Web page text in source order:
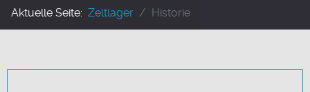
Aktuelle Seite: Zeltlager Historie